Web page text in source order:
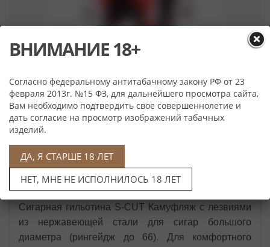
Описание
Сигарная гильотина S-CUT Камуфляж с лезвиями
из нержавеющей стали для сигар большого
диаметра (рингейдж до 66). Для комфортного
ВНИМАНИЕ 18+
Согласно федеральному антитабачному закону РФ от 23
февраля 2013г. №15 ФЗ, для дальнейшего просмотра сайта,
Вам необходимо подтвердить свое совершеннолетие и
дать согласие на просмотр изображений табачных
изделий.
ДА, Я СТАРШЕ 18 ЛЕТ
НЕТ, МНЕ НЕ ИСПОЛНИЛОСЬ 18 ЛЕТ